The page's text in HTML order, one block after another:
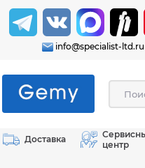
info@specialist-ltd.ru
Доставка
центр